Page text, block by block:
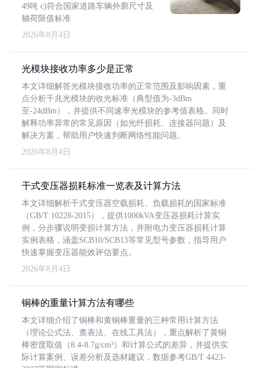
49吨 c)符合国家道路车辆外廓尺寸及
轴荷限值标准
2026年8月4日
光模块接收功率多少是正常
本文详细解答光模块接收功率的正常范围及影响因素，重
点分析千兆光模块的收光标准（典型值为-3dBm
至-24dBm），并提供不同速率光模块的参考值表格。同时
解释功率异常的常见原因（如光纤损耗、连接器问题）及
解决方案，帮助用户快速判断网络性能问题。
2026年8月4日
干式变压器损耗标准一览表及计算方法
本文详细解析干式变压器空载损耗、负载损耗的国家标准
（GB/T 10228-2015），提供1000kVA变压器损耗计算实
例，分步骤说明变损计算方法，并附电力变压器损耗计算
实例表格，涵盖SCB10/SCB13等常见型号参数，指导用户
快速掌握变压器能效评估要点。
2026年8月4日
铜棒的重量计算方法有哪些
本文详细介绍了铜棒和黄铜棒重量的三种常用计算方法
（理论公式法、查表法、在线工具法），重点解析了黄铜
棒密度取值（8.4-8.7g/cm³）和计算公式的差异，并提供实
际计算案例、误差分析及选材建议，数据参考GB/T 4423-